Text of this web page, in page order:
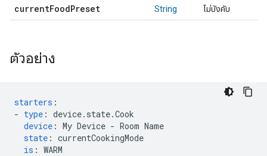
currentFoodPreset String ไม่บังคับ
ตัวอย่าง
starters :
- type : device.state.Cook
device : My Device - Room Name
state : currentCookingMode
is : WARM